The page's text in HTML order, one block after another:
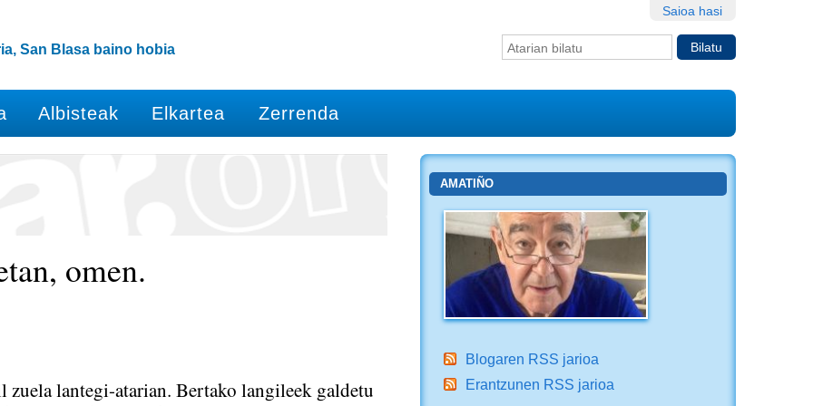
Saioa hasi
Bilatu atarian
San Blasa baino hobia
Albisteak Elkartea Zerrenda
omen.
lantegi-atarian. Bertako langileek galdetu
AMATIÑO
Blogaren RSS jarioa
Erantzunen RSS jarioa